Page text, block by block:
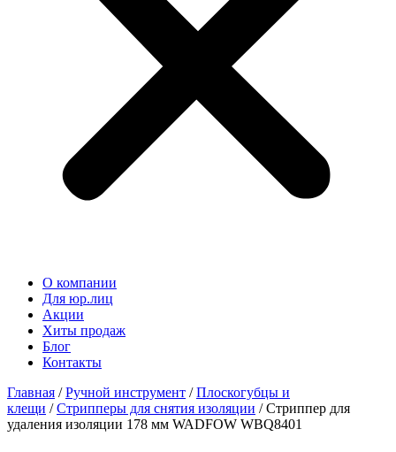
О компании
Для юр.лиц
Акции
Хиты продаж
Блог
Контакты
Главная /Ручной инструмент /Плоскогубцы и
клещи /Стрипперы для снятия изоляции / Стриппер для
удаления изоляции 178 мм WADFOW WBQ8401